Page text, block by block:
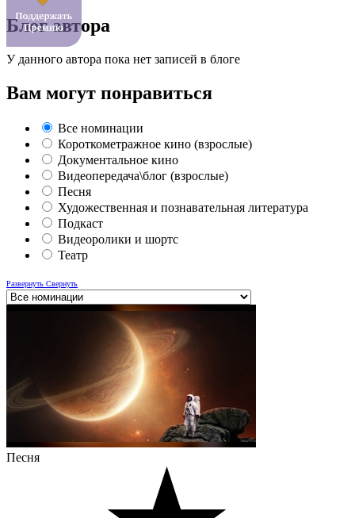
Блог автора
У данного автора пока нет записей в блоге
Вам могут понравиться
Все номинации
Короткометражное кино (взрослые)
Документальное кино
Видеопередача\блог (взрослые)
Песня
Художественная и познавательная литература
Подкаст
Видеоролики и шортс
Театр
Развернуть Свернуть
Песня